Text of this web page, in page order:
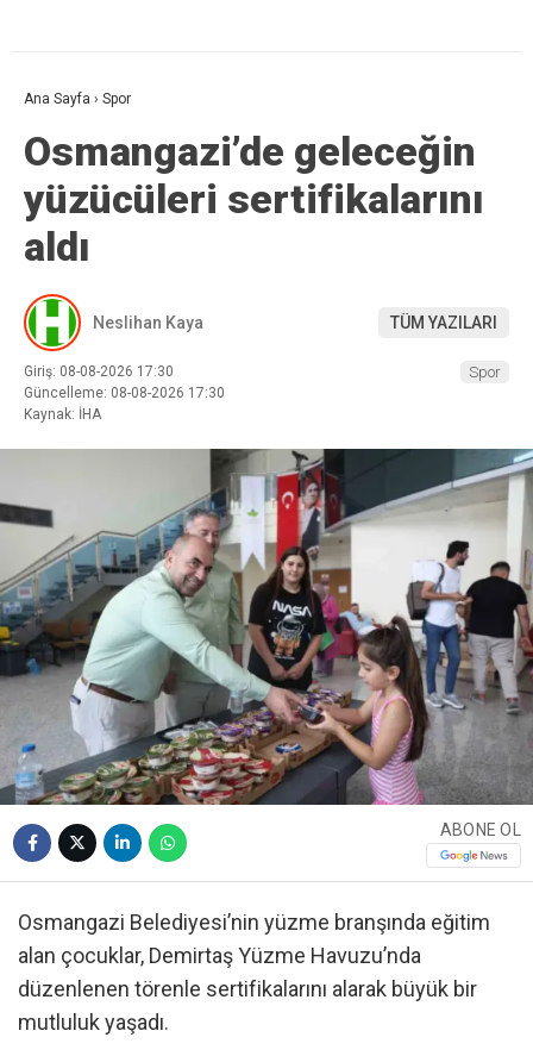
Ana Sayfa › Spor
Osmangazi’de geleceğin
yüzücüleri sertifikalarını
aldı
Neslihan Kaya TÜM YAZILARI
Giriş: 08-08-2026 17:30
Güncelleme: 08-08-2026 17:30
Kaynak: İHA
Spor
ABONE OL
Osmangazi Belediyesi’nin yüzme branşında eğitim
alan çocuklar, Demirtaş Yüzme Havuzu’nda
düzenlenen törenle sertifikalarını alarak büyük bir
mutluluk yaşadı.